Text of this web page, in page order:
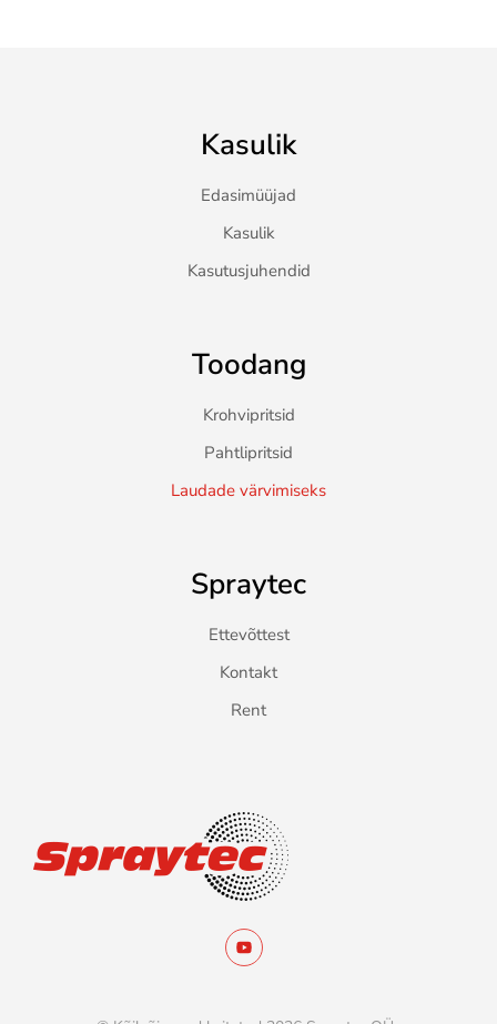
Kasulik
Edasimüüjad
Kasulik
Kasutusjuhendid
Toodang
Krohvipritsid
Pahtlipritsid
Laudade värvimiseks
Spraytec
Ettevõttest
Kontakt
Rent